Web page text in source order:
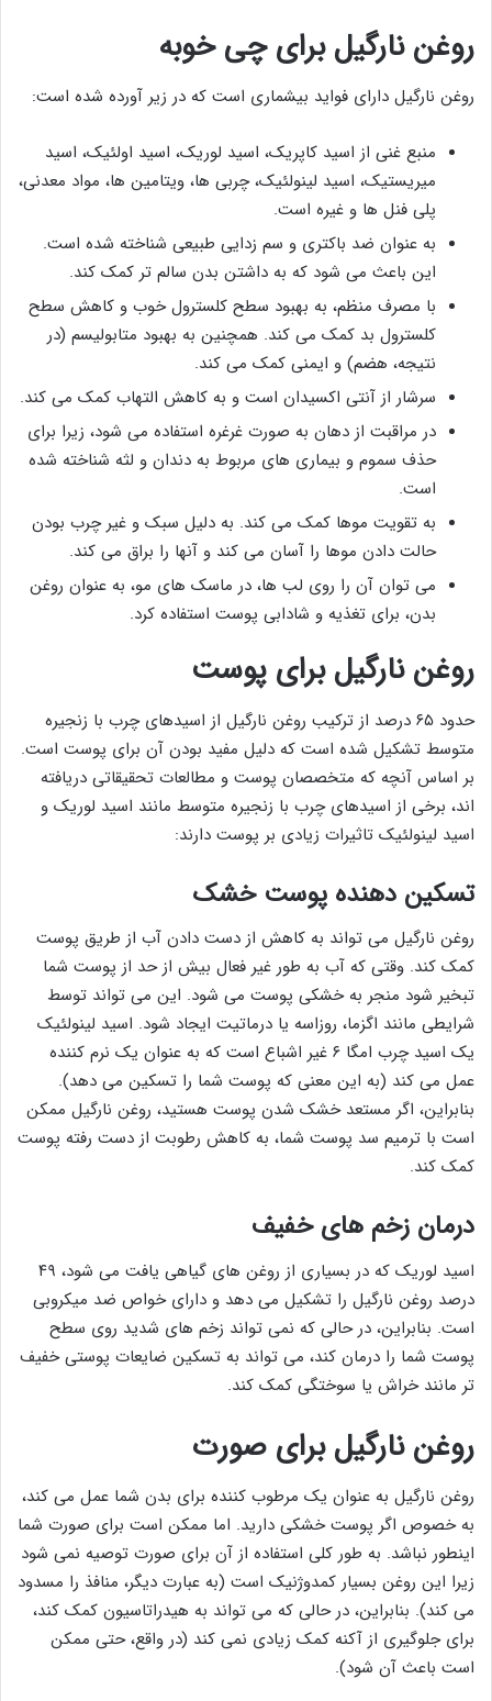
روغن نارگیل برای چی خوبه
روغن نارگیل دارای فواید بیشماری است که در زیر آورده شده است:
منبع غنی از اسید کاپریک، اسید لوریک، اسید اولئیک، اسید
میریستیک، اسید لینولئیک، چربی ها، ویتامین ها، مواد معدنی،
پلی فنل ها و غیره است.
به عنوان ضد باکتری و سم زدایی طبیعی شناخته شده است.
این باعث می شود که به داشتن بدن سالم تر کمک کند.
با مصرف منظم، به بهبود سطح کلسترول خوب و کاهش سطح
کلسترول بد کمک می کند. همچنین به بهبود متابولیسم (در
نتیجه، هضم) و ایمنی کمک می کند.
سرشار از آنتی اکسیدان است و به کاهش التهاب کمک می کند.
در مراقبت از دهان به صورت غرغره استفاده می شود، زیرا برای
حذف سموم و بیماری های مربوط به دندان و لثه شناخته شده
است.
به تقویت موها کمک می کند. به دلیل سبک و غیر چرب بودن
حالت دادن موها را آسان می کند و آنها را براق می کند.
می توان آن را روی لب ها، در ماسک های مو، به عنوان روغن
بدن، برای تغذیه و شادابی پوست استفاده کرد.
روغن نارگیل برای پوست
حدود ۶۵ درصد از ترکیب روغن نارگیل از اسیدهای چرب با زنجیره
متوسط تشکیل شده است که دلیل مفید بودن آن برای پوست است.
بر اساس آنچه که متخصصان پوست و مطالعات تحقیقاتی دریافته‌
اند، برخی از اسیدهای چرب با زنجیره متوسط مانند اسید لوریک و
اسید لینولئیک تاثیرات زیادی بر پوست دارند:
تسکین دهنده پوست خشک
روغن نارگیل می تواند به کاهش از دست دادن آب از طریق پوست
کمک کند. وقتی که آب به طور غیر فعال بیش از حد از پوست شما
تبخیر شود منجر به خشکی پوست می شود. این می تواند توسط
شرایطی مانند اگزما، روزاسه یا درماتیت ایجاد شود. اسید لینولئیک
یک اسید چرب امگا ۶ غیر اشباع است که به عنوان یک نرم کننده
عمل می کند (به این معنی که پوست شما را تسکین می دهد).
بنابراین، اگر مستعد خشک شدن پوست هستید، روغن نارگیل ممکن
است با ترمیم سد پوست شما، به کاهش رطوبت از دست رفته پوست
کمک کند.
درمان زخم های خفیف
اسید لوریک که در بسیاری از روغن های گیاهی یافت می شود، ۴۹
درصد روغن نارگیل را تشکیل می دهد و دارای خواص ضد میکروبی
است. بنابراین، در حالی که نمی تواند زخم های شدید روی سطح
پوست شما را درمان کند، می تواند به تسکین ضایعات پوستی خفیف
تر مانند خراش یا سوختگی کمک کند.
روغن نارگیل برای صورت
روغن نارگیل به عنوان یک مرطوب کننده برای بدن شما عمل می کند،
به خصوص اگر پوست خشکی دارید. اما ممکن است برای صورت شما
اینطور نباشد. به طور کلی استفاده از آن برای صورت توصیه نمی شود
زیرا این روغن بسیار کمدوژنیک است (به عبارت دیگر، منافذ را مسدود
می کند). بنابراین، در حالی که می تواند به هیدراتاسیون کمک کند،
برای جلوگیری از آکنه کمک زیادی نمی کند (در واقع، حتی ممکن
است باعث آن شود).